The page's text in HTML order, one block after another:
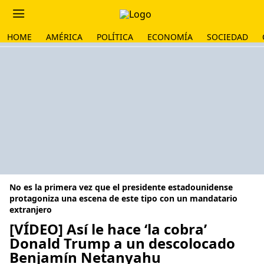
HOME AMÉRICA POLÍTICA ECONOMÍA SOCIEDAD
No es la primera vez que el presidente estadounidense
protagoniza una escena de este tipo con un mandatario
extranjero
[VÍDEO] Así le hace ‘la cobra’
Donald Trump a un descolocado
Benjamín Netanyahu